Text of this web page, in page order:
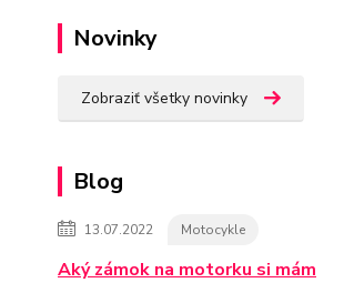
Novinky
Zobraziť všetky novinky
Blog
13.07.2022 Motocykle
Aký zámok na motorku si mám